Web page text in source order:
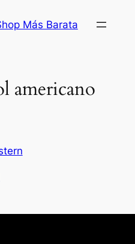
Más Barata
americano